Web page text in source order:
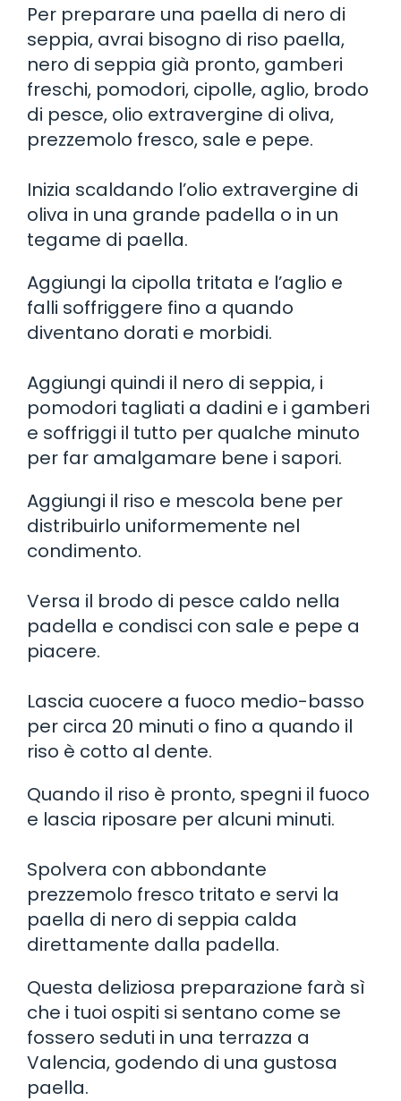
Per preparare una paella di nero di
seppia, avrai bisogno di riso paella,
nero di seppia già pronto, gamberi
freschi, pomodori, cipolle, aglio, brodo
di pesce, olio extravergine di oliva,
prezzemolo fresco, sale e pepe.
Inizia scaldando l’olio extravergine di
oliva in una grande padella o in un
tegame di paella.
Aggiungi la cipolla tritata e l’aglio e
falli soffriggere fino a quando
diventano dorati e morbidi.
Aggiungi quindi il nero di seppia, i
pomodori tagliati a dadini e i gamberi
e soffriggi il tutto per qualche minuto
per far amalgamare bene i sapori.
Aggiungi il riso e mescola bene per
distribuirlo uniformemente nel
condimento.
Versa il brodo di pesce caldo nella
padella e condisci con sale e pepe a
piacere.
Lascia cuocere a fuoco medio-basso
per circa 20 minuti o fino a quando il
riso è cotto al dente.
Quando il riso è pronto, spegni il fuoco
e lascia riposare per alcuni minuti.
Spolvera con abbondante
prezzemolo fresco tritato e servi la
paella di nero di seppia calda
direttamente dalla padella.
Questa deliziosa preparazione farà sì
che i tuoi ospiti si sentano come se
fossero seduti in una terrazza a
Valencia, godendo di una gustosa
paella.